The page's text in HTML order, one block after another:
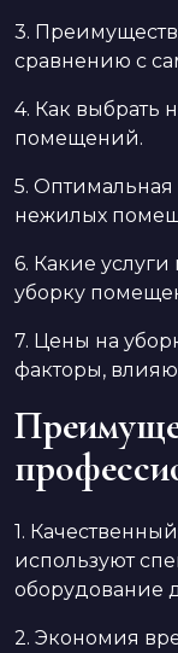
3.
сравнению с
4. Как выбрать
помещений.
5. Оптимальная
нежилых
6. Какие
уборку
7. Цены на
факторы,
1.
используют
оборудование
2. Экономия